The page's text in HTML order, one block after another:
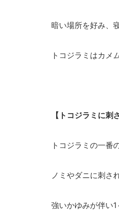
暗い場所を好み、
トコジラミはカメ
【トコジラミに刺
トコジラミの一番
ノミやダニに刺さ
強いかゆみが伴い1